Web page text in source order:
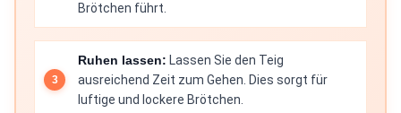
Brötchen führt.
Ruhen lassen: Lassen Sie den Teig
ausreichend Zeit zum Gehen. Dies sorgt für
luftige und lockere Brötchen.